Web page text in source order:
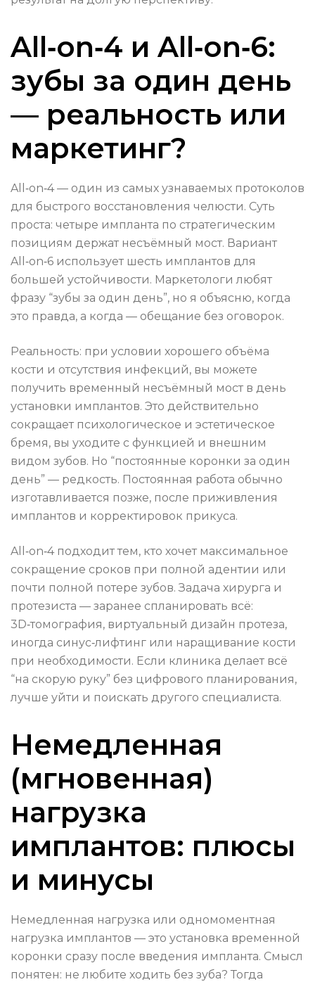
All‑on‑4 и All‑on‑6:
зубы за один день
— реальность или
маркетинг?
All‑on‑4 — один из самых узнаваемых протоколов
для быстрого восстановления челюсти. Суть
проста: четыре импланта по стратегическим
позициям держат несъёмный мост. Вариант
All‑on‑6 использует шесть имплантов для
большей устойчивости. Маркетологи любят
фразу “зубы за один день”, но я объясню, когда
это правда, а когда — обещание без оговорок.
Реальность: при условии хорошего объёма
кости и отсутствия инфекций, вы можете
получить временный несъёмный мост в день
установки имплантов. Это действительно
сокращает психологическое и эстетическое
бремя, вы уходите с функцией и внешним
видом зубов. Но “постоянные коронки за один
день” — редкость. Постоянная работа обычно
изготавливается позже, после приживления
имплантов и корректировок прикуса.
All‑on‑4 подходит тем, кто хочет максимальное
сокращение сроков при полной адентии или
почти полной потере зубов. Задача хирурга и
протезиста — заранее спланировать всё:
3D‑томография, виртуальный дизайн протеза,
иногда синус‑лифтинг или наращивание кости
при необходимости. Если клиника делает всё
“на скорую руку” без цифрового планирования,
лучше уйти и поискать другого специалиста.
Немедленная
(мгновенная)
нагрузка
имплантов: плюсы
и минусы
Немедленная нагрузка или одномоментная
нагрузка имплантов — это установка временной
коронки сразу после введения импланта. Смысл
понятен: не любите ходить без зуба? Тогда